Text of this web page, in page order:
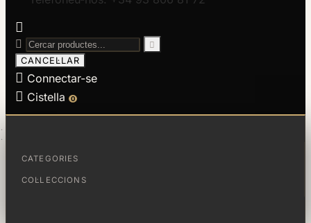
CATEGORIES
COL·LECCIONS



CANCEL·LAR
 Connectar-se
 Cistella 0